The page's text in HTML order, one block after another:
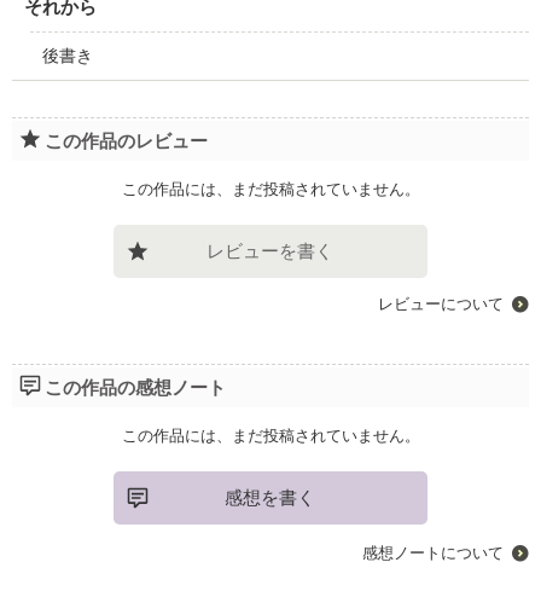
それから
後書き
この作品のレビュー
この作品には、まだ投稿されていません。
レビューを書く
レビューについて
この作品の感想ノート
この作品には、まだ投稿されていません。
感想を書く
感想ノートについて